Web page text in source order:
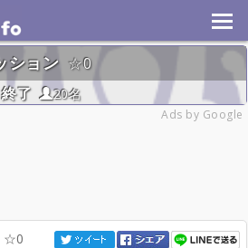
ション
0
了
20名
Ads by Google
0